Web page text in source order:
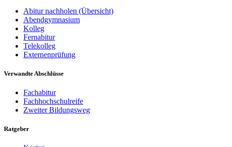
Abitur nachholen (Übersicht)
Abendgymnasium
Kolleg
Fernabitur
Telekolleg
Externenprüfung
Verwandte Abschlüsse
Fachabitur
Fachhochschulreife
Zweiter Bildungsweg
Ratgeber